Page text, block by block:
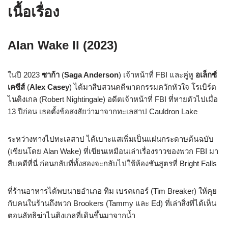
เนื้อเรื่อง
Alan Wake II (2023)
ในปี 2023 ซาก้า (Saga Anderson) เจ้าหน้าที่ FBI และคู่หู อเล็กซ์
เคซีส์(Alex Casey) ได้มาสืบสวนคดีฆาตกรรมควักหัวใจ โรเบิร์ต
ไนติงเกล (Robert Nightingale) อดีตเจ้าหน้าที่ FBI ที่หายตัวไปเมื่อ
13 ปีก่อน เธอตั้งข้อสงสัยว่ามาจากทะเลสาป Cauldron Lake
ระหว่างทางไปทะเลสาป ได้เบาะแสเพิ่มเป็นแผ่นกระดาษต้นฉบับ
(เขียนโดย Alan Wake) ที่เขียนเหมือนเล่าเรื่องราวของพวก FBI มา
สืบคดีที่นี่ ก่อนกลับที่ทั้งสองจะกลับไปใช้ห้องชันสูตรที่ Bright Falls
ที่ร้านอาหารได้พบนายอำเภอ ทิม เบรคเกอร์ (Tim Breaker) ให้คุย
กับคนในร้านถึงพวก Brookers (Tammy และ Ed) ที่เล่าสิ่งที่ได้เห็น
ตอนลัทธิฆ่าไนติงเกลที่เดินขึ้นมาจากน้ำ